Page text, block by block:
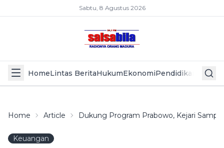
Sabtu, 8 Agustus 2026
HomeLintas BeritaHukumEkonomiPendidikan Politik
Home Article Dukung Program Prabowo, Kejari
Keuangan